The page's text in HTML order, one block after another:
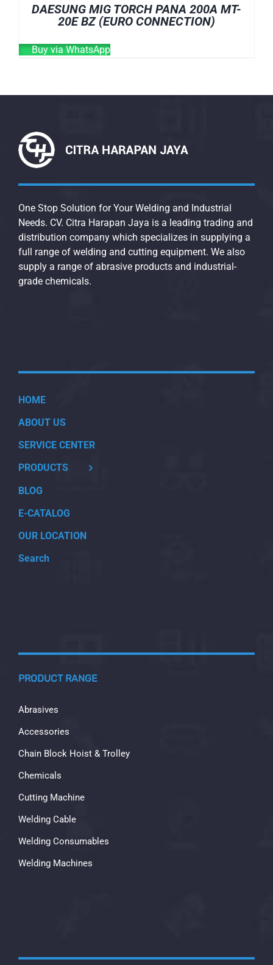
DAESUNG MIG TORCH PANA 200A MT-
20E BZ (EURO CONNECTION)
Buy via WhatsApp
One Stop Solution for Your Welding and Industrial
Needs. CV. Citra Harapan Jaya is a leading trading and
distribution company which specializes in supplying a
full range of welding and cutting equipment. We also
supply a range of abrasive products and industrial-
grade chemicals.
HOME
ABOUT US
SERVICE CENTER
PRODUCTS
BLOG
E-CATALOG
OUR LOCATION
Search
PRODUCT RANGE
Abrasives
Accessories
Chain Block Hoist & Trolley
Chemicals
Cutting Machine
Welding Cable
Welding Consumables
Welding Machines